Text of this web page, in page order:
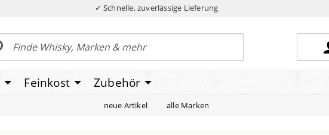
✓ Schnelle, zuverlässige Lieferung
Feinkost Zubehör
neue Artikel alle Marken